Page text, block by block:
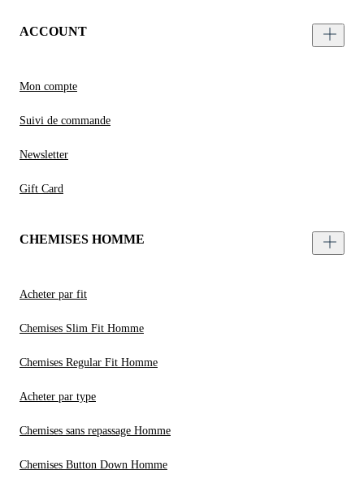
ACCOUNT
Mon compte
Suivi de commande
Newsletter
Gift Card
CHEMISES HOMME
Acheter par fit
Chemises Slim Fit Homme
Chemises Regular Fit Homme
Acheter par type
Chemises sans repassage Homme
Chemises Button Down Homme